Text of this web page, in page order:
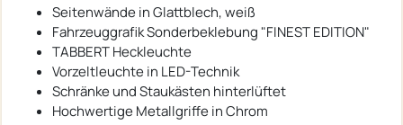
Seitenwände in Glattblech, weiß
Fahrzeuggrafik Sonderbeklebung "FINEST EDITION"
TABBERT Heckleuchte
Vorzeltleuchte in LED-Technik
Schränke und Staukästen hinterlüftet
Hochwertige Metallgriffe in Chrom